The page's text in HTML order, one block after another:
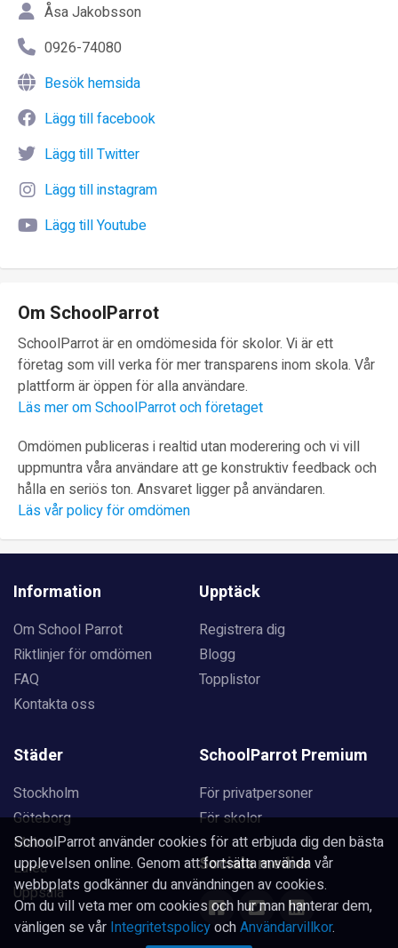
Åsa Jakobsson
0926-74080
Besök hemsida
Lägg till facebook
Lägg till Twitter
Lägg till instagram
Lägg till Youtube
Om SchoolParrot
SchoolParrot är en omdömesida för skolor. Vi är ett
företag som vill verka för mer transparens inom skola. Vår
plattform är öppen för alla användare.
Läs mer om SchoolParrot och företaget
Omdömen publiceras i realtid utan moderering och vi vill
uppmuntra våra användare att ge konstruktiv feedback och
hålla en seriös ton. Ansvaret ligger på användaren.
Läs vår policy för omdömen
Information
Om School Parrot
Riktlinjer för omdömen
FAQ
Kontakta oss
Upptäck
Registrera dig
Blogg
Topplistor
Städer
Stockholm
Göteborg
Malmö
Luleå
Uppsala
SchoolParrot Premium
För privatpersoner
För skolor
Sociala medier
SchoolParrot använder cookies för att erbjuda dig den bästa
upplevelsen online. Genom att fortsätta använda vår
webbplats godkänner du användningen av cookies.
Om du vill veta mer om cookies och hur man hanterar dem,
vänligen se vår IntegritetspolicyochAnvändarvillkor.